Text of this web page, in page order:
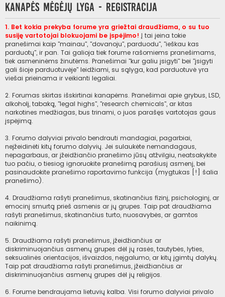
Kanapės mėgėjų lyga - Registracija
1. Bet kokia prekyba forume yra griežtai draudžiama, o su tuo
susiję vartotojai blokuojami be įspėjimo! Į tai įeina tokie
pranešimai kaip "mainau", "dovanoju", parduodu", "ieškau kas
parduotų", ir pan. Tai galioja tiek forume rašomiems pranešimams,
tiek asmeninėms žinutėms. Pranešimai "kur galiu įsigyti" bei "įsigyti
gali šioje parduotuvėje" leidžiami, su sąlyga, kad parduotuvė yra
viešai prieinama ir veikianti legaliai.
2. Forumas skirtas išskirtinai kanapėms. Pranešimai apie grybus, LSD,
alkoholį, tabaką, "legal highs", "research chemicals", ar kitas
narkotines medžiagas, bus trinami, o juos parašęs vartotojas gaus
įspėjimą.
3. Forumo dalyviai privalo bendrauti mandagiai, pagarbiai,
neįžeidinėti kitų forumo dalyvių. Jei sulaukėte nemandagaus,
nepagarbaus, ar įžeidžiančio pranešimo jūsų atžvilgiu, neatsakykite
tuo pačiu, o tiesiog ignoruokite pranešimą parašiusį asmenį, bei
pasinaudokite pranešimo raportavimo funkcija (mygtukas [!] šalia
pranešimo).
4. Draudžiama rašyti pranešimus, skatinančius fizinį, psichologinį, ar
emocinį smurtą prieš asmenis ar jų grupes. Taip pat draudžiama
rašyti pranešimus, skatinančius turto, nuosavybės, ar gamtos
naikinimą.
5. Draudžiama rašyti pranešimus, įžeidžiančius ar
diskriminuojančius asmenų grupes dėl jų rasės, tautybės, lyties,
seksualinės orientacijos, išvaizdos, neįgalumo, ar kitų įgimtų dalykų.
Taip pat draudžiama rašyti pranešimus, įžeidžiančius ar
diskriminuojančius asmenų grupes dėl jų religijos.
6. Forume bendraujama lietuvių kalba. Visi forumo dalyviai privalo